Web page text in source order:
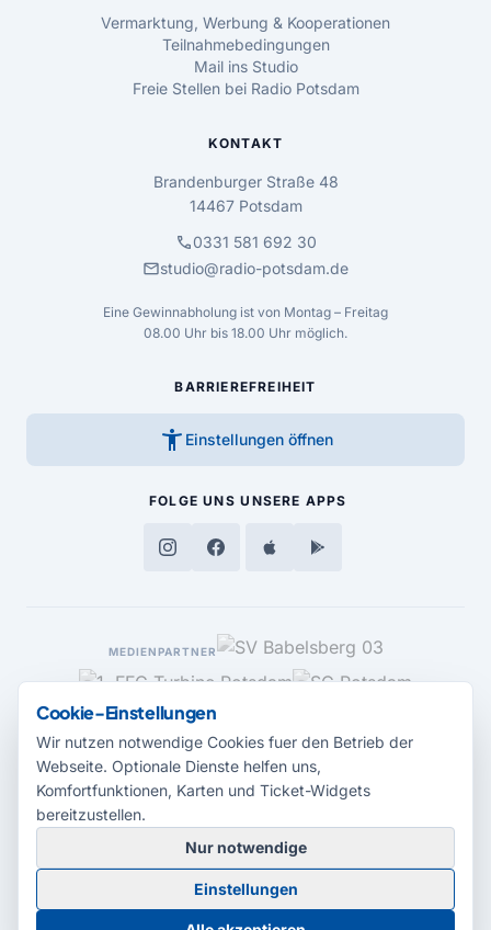
Vermarktung, Werbung & Kooperationen
Teilnahmebedingungen
Mail ins Studio
Freie Stellen bei Radio Potsdam
KONTAKT
Brandenburger Straße 48
14467 Potsdam
call0331 581 692 30
mailstudio@radio-potsdam.de
Eine Gewinnabholung ist von Montag – Freitag
08.00 Uhr bis 18.00 Uhr möglich.
BARRIEREFREIHEIT
accessibility_new Einstellungen öffnen
FOLGE UNS UNSERE APPS
MEDIENPARTNER
© 2026 Radio Potsdam. Webseite entwickelt durch dieMedienagentur
Babelsberg
BarrierefreiheitserklärungAGBDatenschutzImpressum
Cookie-Einstellungen
Wir nutzen notwendige Cookies fuer den Betrieb der
Webseite. Optionale Dienste helfen uns,
Komfortfunktionen, Karten und Ticket-Widgets
bereitzustellen.
Nur notwendige
Einstellungen